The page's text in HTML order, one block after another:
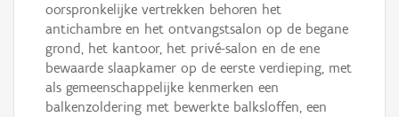
oorspronkelijke vertrekken behoren het
antichambre en het ontvangstsalon op de begane
grond, het kantoor, het privé-salon en de ene
bewaarde slaapkamer op de eerste verdieping, met
als gemeenschappelijke kenmerken een
balkenzoldering met bewerkte balksloffen, een